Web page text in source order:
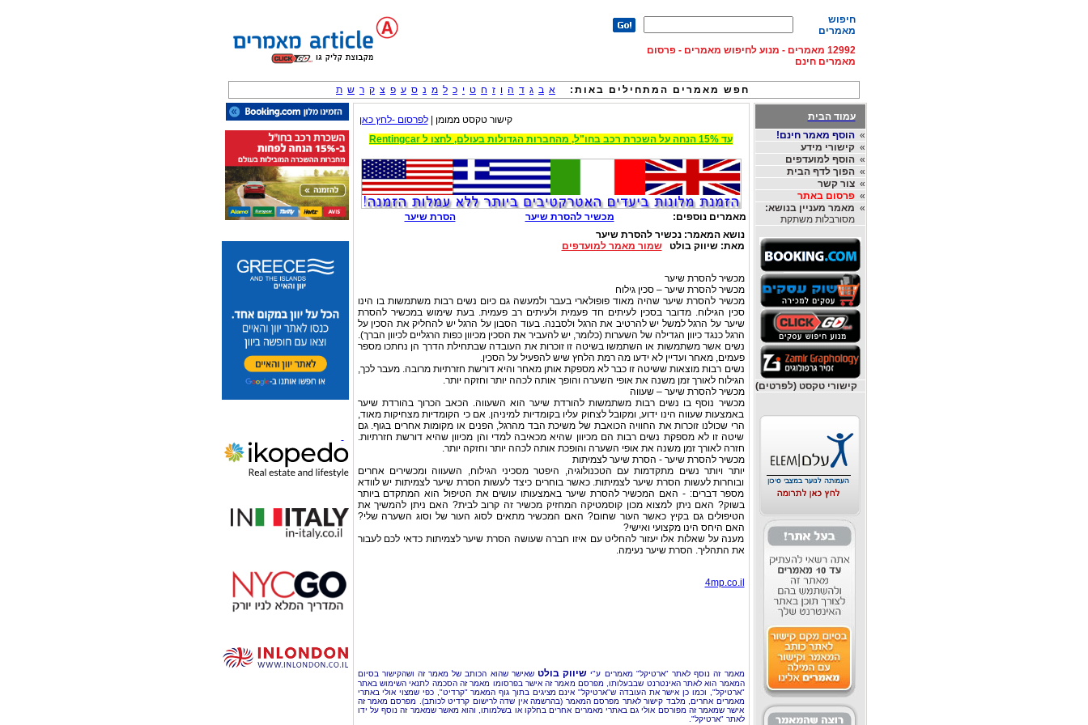
חיפוש
מאמרים
12992 מאמרים - מנוע לחיפוש מאמרים - פרסום
מאמרים חינם
חפש מאמרים המתחילים באות: א ב ג ד ה ו ז ח ט י כ ל מ נ ס ע פ צ ק ר ש ת
עמוד הבית
»הוסף מאמר חינם!
»קישורי מידע
»הוסף למועדפים
»הפוך לדף הבית
»צור קשר
»פרסום באתר
» מאמר מעניין בנושא:
מסורבלות משתקת
קישורי טקסט (לפרטים)
קישור טקסט ממומן |לפרסום -לחץ כאן
עד 15% הנחה על השכרת רכב בחו"ל, מהחברות הגדולות בעולם, לחצו ל Rentingcar
מאמרים נוספים: מכשיר להסרת שיער
הסרת שיער
נושא המאמר:נכשיר להסרת שיער
מאת:שיווק בולטשמור מאמר למועדפים
מכשיר להסרת שיער
מכשיר להסרת שיער – סכין גילוח
מכשיר להסרת שיער שהיה מאוד פופולארי בעבר ולמעשה גם כיום נשים רבות משתמשות בו הינו
סכין הגילוח. מדובר בסכין לעיתים חד פעמית ולעיתים רב פעמית. בעת שימוש במכשיר להסרת
שיער על הרגל למשל יש להרטיב את הרגל ולסבנה. בעוד הסבון על הרגל יש להחליק את הסכין על
הרגל כנגד כיוון הגדילה של השערות (כלומר, יש להעביר את הסכין מכיוון כפות הרגליים לכיוון הברך).
נשים אשר משתמשות או השתמשו בשיטה זו זוכרות את העובדה שבתחילת הדרך הן נחתכו מספר
פעמים, מאחר ועדיין לא ידעו מה רמת הלחץ שיש להפעיל על הסכין.
נשים רבות מוצאות ששיטה זו כבר לא מספקת אותן מאחר והיא דורשת חזרתיות מרובה. מעבר לכך,
הגילוח לאורך זמן משנה את אופי השערה והופך אותה לכהה יותר וחזקה יותר.
מכשיר להסרת שיער – שעווה
מכשיר נוסף בו נשים רבות משתמשות להורדת שיער הוא השעווה. הכאב הכרוך בהורדת שיער
באמצעות שעווה הינו ידוע, ומקובל לצחוק עליו בקומדיות למיניהן. אם כי הקומדיות מצחיקות מאוד,
הרי שכולנו זוכרות את החוויה הכואבת של משיכת הבד מהרגל, הפנים או מקומות אחרים בגוף. גם
שיטה זו לא מספקת נשים רבות הם מכיוון שהיא מכאיבה למדי והן מכיוון שהיא דורשת חזרתיות.
חזרה לאורך זמן משנה את אופי השערה והופכת אותה לכהה יותר וחזקה יותר.
מכשיר להסרת שיער - הסרת שיער לצמיתות
יותר ויותר נשים מתקדמות עם הטכנולוגיה, היפטר מסכיני הגילוח, השעווה ומכשירים אחרים
ובוחרות לעשות הסרת שיער לצמיתות. כאשר בוחרים כיצד לעשות הסרת שיער לצמיתות יש לוודא
מספר דברים: - האם המכשיר להסרת שיער באמצעותו עושים את הטיפול הוא המתקדם ביותר
בשוק? האם ניתן למצוא מכון קוסמטיקה המחזיק מכשיר זה קרוב לבית? האם ניתן להמשיך את
הטיפולים גם בקיץ כאשר העור שחום? האם המכשיר מתאים לסוג העור של וסוג השערה שלי?
האם היחס הינו מקצועי ואישי?
מענה על שאלות אלו יעזור להחליט עם איזו חברה שעושה הסרת שיער לצמיתות כדאי לכם לעבור
את התהליך. הסרת שיער נעימה.
4mp.co.il
מאמר זה נוסף לאתר "ארטיקל" מאמרים ע"י שיווק בולט שאישר שהוא הכותב של מאמר זה ושהקישור בסיום
המאמר הוא לאתר האינטרנט שבבעלותו, מפרסם מאמר זה אישר בפרסומו מאמר זה הסכמה לתנאי השימוש באתר
"ארטיקל", וכמו כן אישר את העובדה ש"ארטיקל" אינם מציגים בתוך גוף המאמר "קרדיט", כפי שמצוי אולי באתרי
מאמרים אחרים, מלבד קישור לאתר מפרסם המאמר (בהרשמה אין שדה לרישום קרדיט לכותב). מפרסם מאמר זה
אישר שמאמר זה מפורסם אולי גם באתרי מאמרים אחרים בחלקו או בשלמותו, והוא מאשר שמאמר זה נוסף על ידו
לאתר "ארטיקל".